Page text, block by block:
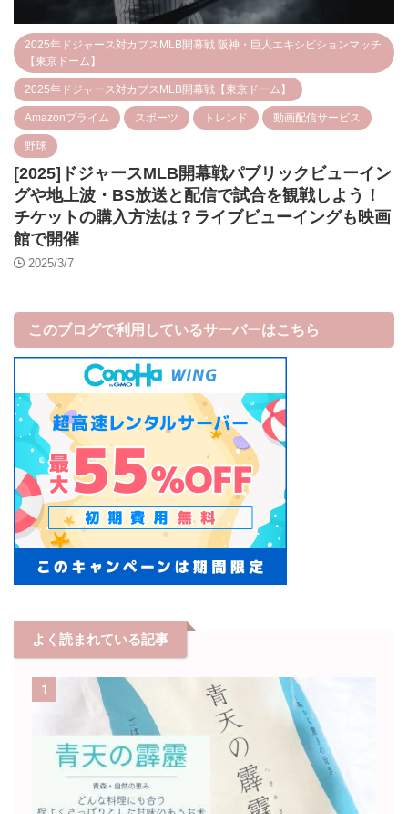
2025年ドジャース対カブスMLB開幕戦 阪神・巨人エキシビションマッチ
【東京ドーム】
2025年ドジャース対カブスMLB開幕戦【東京ドーム】
Amazonプライム スポーツ トレンド 動画配信サービス
野球
[2025]ドジャースMLB開幕戦パブリックビューイン
グや地上波・BS放送と配信で試合を観戦しよう！
チケットの購入方法は？ライブビューイングも映画
館で開催
2025/3/7
このブログで利用しているサーバーはこちら
よく読まれている記事
1